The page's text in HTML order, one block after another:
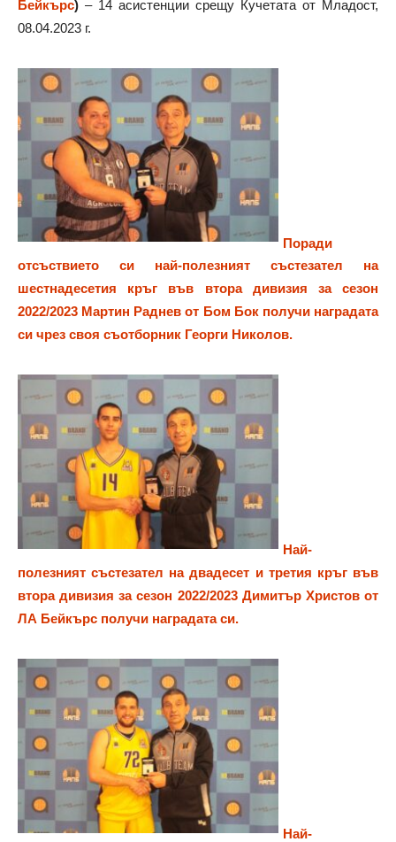
Бейкърс) – 14 асистенции срещу Кучетата от Младост,
08.04.2023 г.
Поради
отсъствието си най-полезният състезател на
шестнадесетия кръг във втора дивизия за сезон
2022/2023 Мартин Раднев от Бом Бок получи наградата
си чрез своя съотборник Георги Николов.
Най-
полезният състезател на двадесет и третия кръг във
втора дивизия за сезон 2022/2023 Димитър Христов от
ЛА Бейкърс получи наградата си.
Най-